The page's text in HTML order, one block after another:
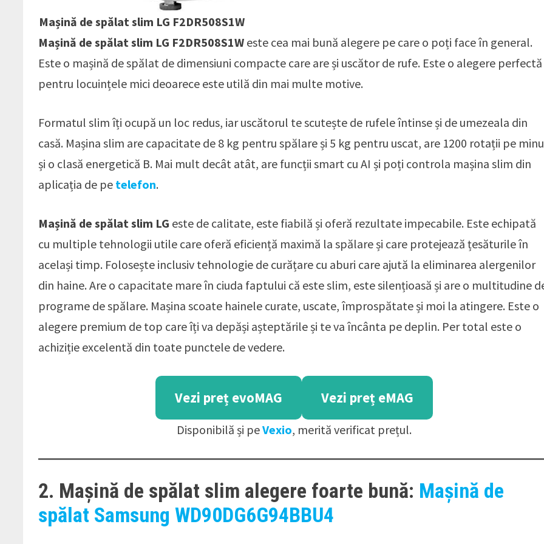
Mașină de spălat slim LG F2DR508S1W
Mașină de spălat slim LG F2DR508S1W este cea mai bună alegere pe care o poți face în general.
Este o mașină de spălat de dimensiuni compacte care are și uscător de rufe. Este o alegere perfectă
pentru locuințele mici deoarece este utilă din mai multe motive.
Formatul slim îți ocupă un loc redus, iar uscătorul te scutește de rufele întinse și de umezeala din
casă. Mașina slim are capacitate de 8 kg pentru spălare și 5 kg pentru uscat, are 1200 rotații pe
și o clasă energetică B. Mai mult decât atât, are funcții smart cu AI și poți controla mașina slim din
aplicația de pe telefon.
Mașină de spălat slim LG este de calitate, este fiabilă și oferă rezultate impecabile. Este echipată
cu multiple tehnologii utile care oferă eficiență maximă la spălare și care protejează țesăturile în
același timp. Folosește inclusiv tehnologie de curățare cu aburi care ajută la eliminarea alergenilor
din haine. Are o capacitate mare în ciuda faptului că este slim, este silențioasă și are o multitudine
programe de spălare. Mașina scoate hainele curate, uscate, împrospătate și moi la atingere. Este o
alegere premium de top care îți va depăși așteptările și te va încânta pe deplin. Per total este o
achiziție excelentă din toate punctele de vedere.
Vezi preț evoMAG Vezi preț eMAG
Disponibilă și peVexio, merită verificat prețul.
2. Mașină de spălat slim alegere foarte bună: Mașină de
spălat Samsung WD90DG6G94BBU4